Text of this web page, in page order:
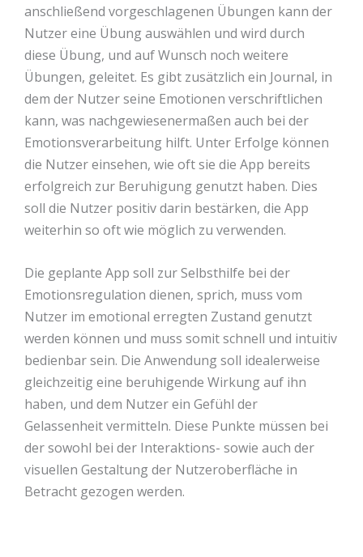
anschließend vorgeschlagenen Übungen kann der
Nutzer eine Übung auswählen und wird durch
diese Übung, und auf Wunsch noch weitere
Übungen, geleitet. Es gibt zusätzlich ein Journal, in
dem der Nutzer seine Emotionen verschriftlichen
kann, was nachgewiesenermaßen auch bei der
Emotionsverarbeitung hilft. Unter Erfolge können
die Nutzer einsehen, wie oft sie die App bereits
erfolgreich zur Beruhigung genutzt haben. Dies
soll die Nutzer positiv darin bestärken, die App
weiterhin so oft wie möglich zu verwenden.
Die geplante App soll zur Selbsthilfe bei der
Emotionsregulation dienen, sprich, muss vom
Nutzer im emotional erregten Zustand genutzt
werden können und muss somit schnell und intuitiv
bedienbar sein. Die Anwendung soll idealerweise
gleichzeitig eine beruhigende Wirkung auf ihn
haben, und dem Nutzer ein Gefühl der
Gelassenheit vermitteln. Diese Punkte müssen bei
der sowohl bei der Interaktions- sowie auch der
visuellen Gestaltung der Nutzeroberfläche in
Betracht gezogen werden.